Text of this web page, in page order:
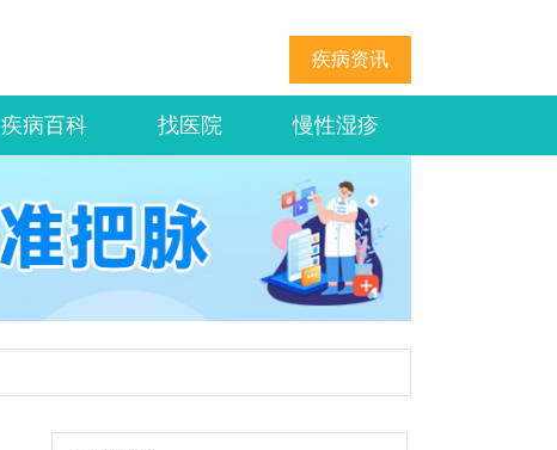
疾病资讯
疾病百科 找医院 慢性湿疹